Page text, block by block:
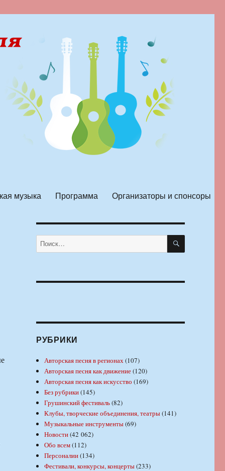
музыка Программа Организаторы и спонсоры
Искать: ПОИСК
РУБРИКИ
Авторская песня в регионах(107)
Авторская песня как движение(120)
Авторская песня как искусство (169)
Без рубрики(145)
Грушинский фестиваль(82)
Клубы, творческие объединения, театры(141)
Музыкальные инструменты(69)
Новости(42 062)
Обо всем(112)
Персоналии(134)
Фестивали, конкурсы, концерты(233)